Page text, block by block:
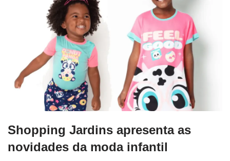
Shopping Jardins apresenta as
novidades da moda infantil